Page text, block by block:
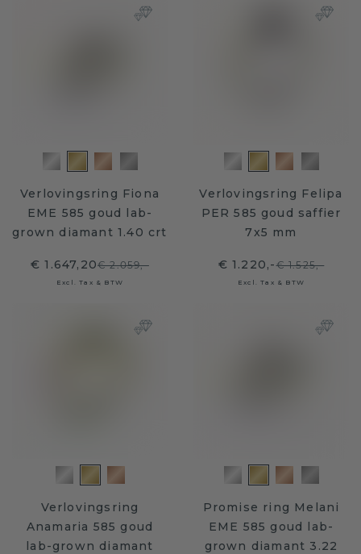
Verlovingsring Fiona
EME 585 goud lab-
grown diamant 1.40 crt
€ 1.647,20€ 2.059,-
Excl. Tax & BTW
Verlovingsring Felipa
PER 585 goud saffier
7x5 mm
€ 1.220,-€ 1.525,-
Excl. Tax & BTW
Verlovingsring
Anamaria 585 goud
lab-grown diamant
Promise ring Melani
EME 585 goud lab-
grown diamant 3.22